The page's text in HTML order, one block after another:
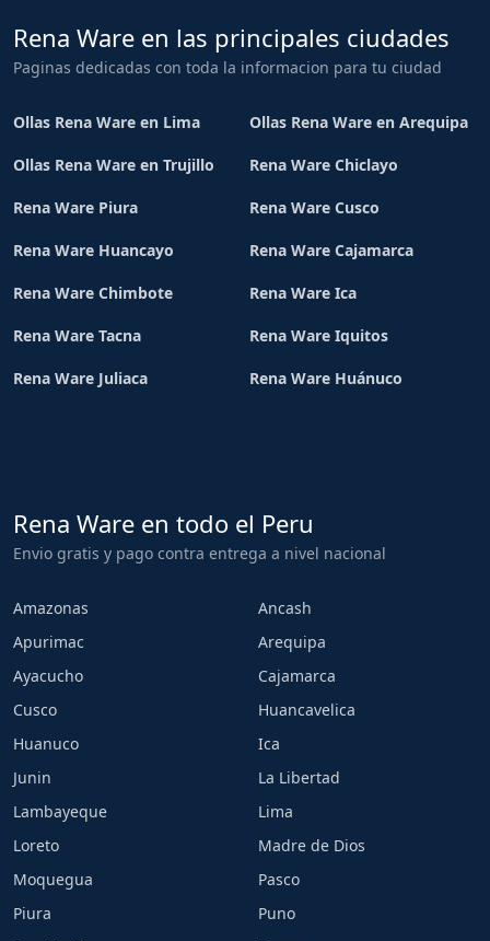
Rena Ware en las principales ciudades
Paginas dedicadas con toda la informacion para tu ciudad
Ollas Rena Ware en Lima Ollas Rena Ware en Arequipa
Ollas Rena Ware en Trujillo Rena Ware Chiclayo
Rena Ware Piura Rena Ware Cusco
Rena Ware Huancayo Rena Ware Cajamarca
Rena Ware Chimbote Rena Ware Ica
Rena Ware Tacna Rena Ware Iquitos
Rena Ware Juliaca Rena Ware Huánuco
Rena Ware en todo el Peru
Envio gratis y pago contra entrega a nivel nacional
Amazonas
Ancash
Apurimac
Arequipa
Ayacucho
Cajamarca
Cusco
Huancavelica
Huanuco
Ica
Junin
La Libertad
Lambayeque
Lima
Loreto
Madre de Dios
Moquegua
Pasco
Piura
Puno